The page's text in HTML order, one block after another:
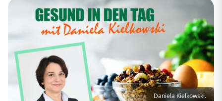
Daniela Kielkowski.